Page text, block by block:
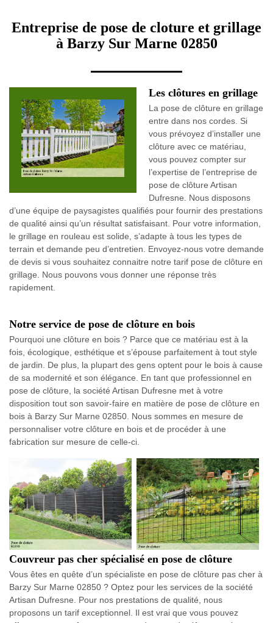
Entreprise de pose de cloture et grillage
à Barzy Sur Marne 02850
Les clôtures en grillage
La pose de clôture en grillage
entre dans nos cordes. Si
vous prévoyez d’installer une
clôture avec ce matériau,
vous pouvez compter sur
l’expertise de l’entreprise de
pose de clôture Artisan
Dufresne. Nous disposons
d’une équipe de paysagistes qualifiés pour fournir des prestations
de qualité ainsi qu’un résultat satisfaisant. Pour votre information,
le grillage en rouleau est solide, s’adapte à tous les types de
terrain et demande peu d’entretien. Envoyez-nous votre demande
de devis si vous souhaitez connaitre notre tarif pose de clôture en
grillage. Nous pouvons vous donner une réponse très
rapidement.
Notre service de pose de clôture en bois
Pourquoi une clôture en bois ? Parce que ce matériau est à la
fois, écologique, esthétique et s’épouse parfaitement à tout style
de jardin. De plus, la plupart des gens optent pour le bois à cause
de sa modernité et son élégance. En tant que professionnel en
pose de clôture, la société Artisan Dufresne met à votre
disposition tout son savoir-faire en matière de pose de clôture en
bois à Barzy Sur Marne 02850. Nous sommes en mesure de
personnaliser votre clôture en bois et de procéder à une
fabrication sur mesure de celle-ci.
Couvreur pas cher spécialisé en pose de clôture
Vous êtes en quête d’un spécialiste en pose de clôture pas cher à
Barzy Sur Marne 02850 ? Optez pour les services de la société
Artisan Dufresne. Pour nos prestations de qualité, nous
proposons un tarif exceptionnel. Il est vrai que vous pouvez